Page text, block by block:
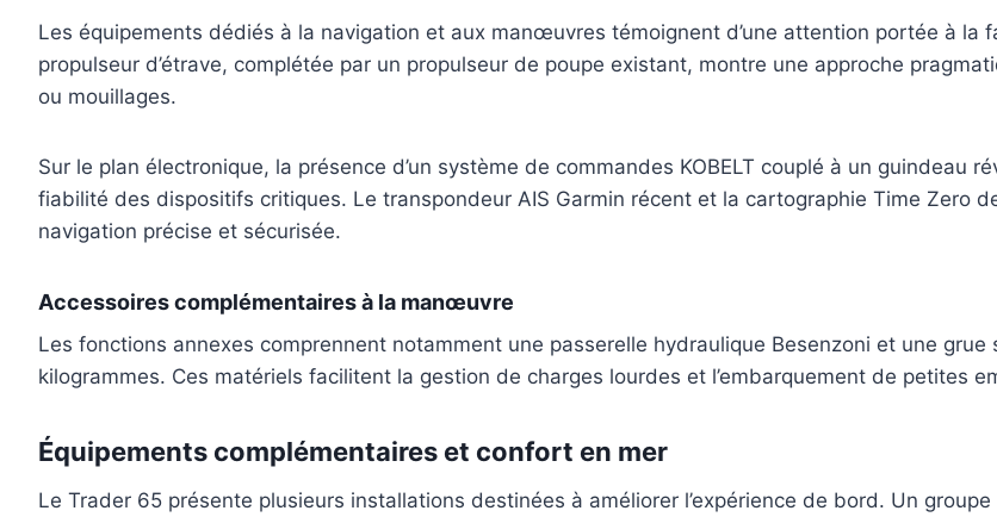
Les équipements dédiés à la navigation et aux manœuvres témoignent d’une attention portée à la
propulseur d’étrave, complétée par un propulseur de poupe existant, montre une approche
ou mouillages.
Sur le plan électronique, la présence d’un système de commandes KOBELT couplé à un guindeau
fiabilité des dispositifs critiques. Le transpondeur AIS Garmin récent et la cartographie Time Zero
navigation précise et sécurisée.
Accessoires complémentaires à la manœuvre
Les fonctions annexes comprennent notamment une passerelle hydraulique Besenzoni et une
kilogrammes. Ces matériels facilitent la gestion de charges lourdes et l’embarquement de petites
Équipements complémentaires et confort en mer
Le Trader 65 présente plusieurs installations destinées à améliorer l’expérience de bord. Un